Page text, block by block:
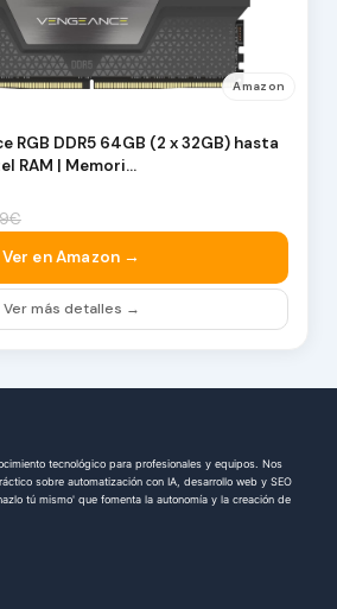
Amazon
RGB DDR5 64GB (2 x 32GB) hasta
RAM | Memori…
Ver en Amazon →
Ver más detalles →
tecnológico para profesionales y equipos. Nos
sobre automatización con IA, desarrollo web y SEO
tú mismo' que fomenta la autonomía y la creación de